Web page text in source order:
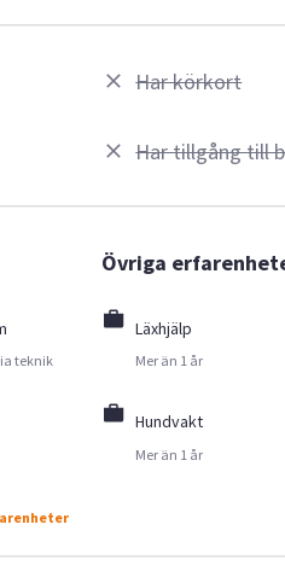
Har körkort
Har tillgång till
teknik
Övriga
Läxhjälp
Mer än 1 år
Hundvakt
Mer än 1 år